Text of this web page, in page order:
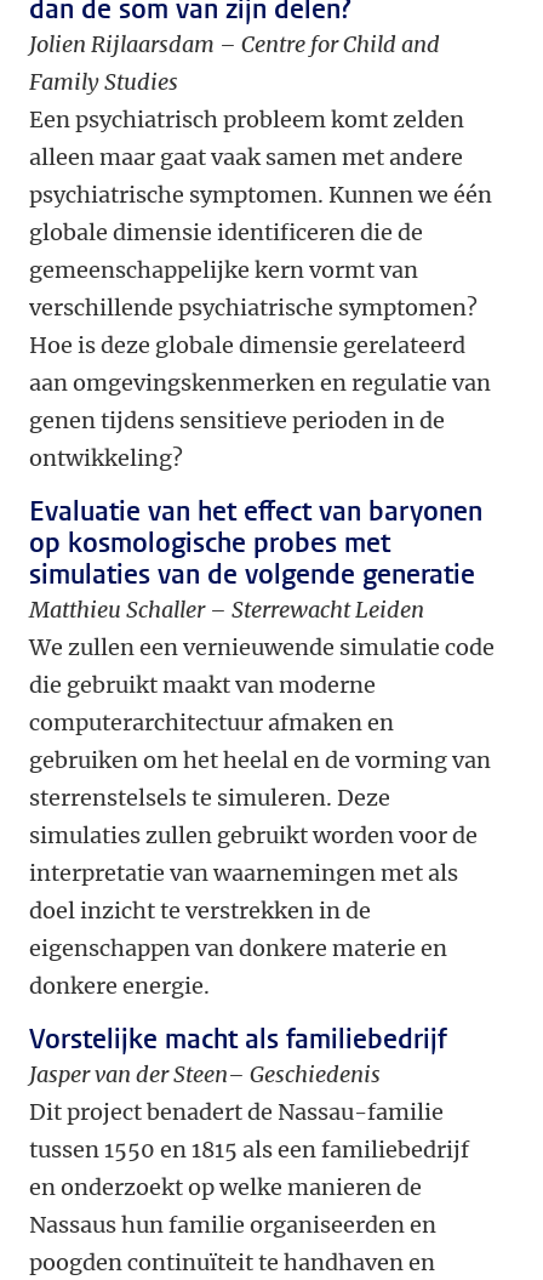
dan de som van zijn delen?
Jolien Rijlaarsdam – Centre for Child and
Family Studies
Een psychiatrisch probleem komt zelden
alleen maar gaat vaak samen met andere
psychiatrische symptomen. Kunnen we één
globale dimensie identificeren die de
gemeenschappelijke kern vormt van
verschillende psychiatrische symptomen?
Hoe is deze globale dimensie gerelateerd
aan omgevingskenmerken en regulatie van
genen tijdens sensitieve perioden in de
ontwikkeling?
Evaluatie van het effect van baryonen
op kosmologische probes met
simulaties van de volgende generatie
Matthieu Schaller – Sterrewacht Leiden
We zullen een vernieuwende simulatie code
die gebruikt maakt van moderne
computerarchitectuur afmaken en
gebruiken om het heelal en de vorming van
sterrenstelsels te simuleren. Deze
simulaties zullen gebruikt worden voor de
interpretatie van waarnemingen met als
doel inzicht te verstrekken in de
eigenschappen van donkere materie en
donkere energie.
Vorstelijke macht als familiebedrijf
Jasper van der Steen– Geschiedenis
Dit project benadert de Nassau-familie
tussen 1550 en 1815 als een familiebedrijf
en onderzoekt op welke manieren de
Nassaus hun familie organiseerden en
poogden continuïteit te handhaven en